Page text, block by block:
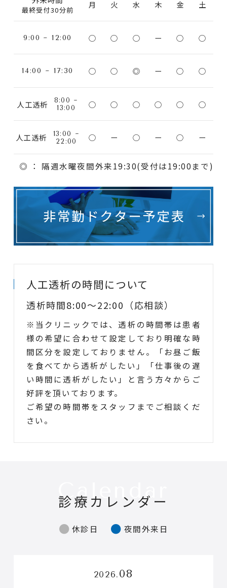
最終受付30分前 月 火 水 木 金 土
9:00 ~ 12:00 ○ ○ ○ ー ○ ○
14:00 ~ 17:30 ○ ○ ◎ ー ○ ○
人工透析
8:00 ~
13:00
○ ○ ○ ○ ○ ○
人工透析
13:00 ~
22:00
○ ー ○ ー ○ ー
◎ ： 隔週水曜夜間外来19:30(受付は19:00まで)
人工透析の時間について
透析時間8:00～22:00（応相談）
※当クリニックでは、透析の時間帯は患者
様の希望に合わせて設定しており明確な時
間区分を設定しておりません。「お昼ご飯
を食べてから透析がしたい」「仕事後の遅
い時間に透析がしたい」と言う方々からご
好評を頂いております。
ご希望の時間帯をスタッフまでご相談くだ
さい。
診療カレンダー
Calendar
休診日 夜間外来日
2026. 08